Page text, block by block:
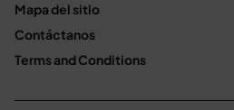
Mapa del sitio
Contáctanos
Terms and Conditions